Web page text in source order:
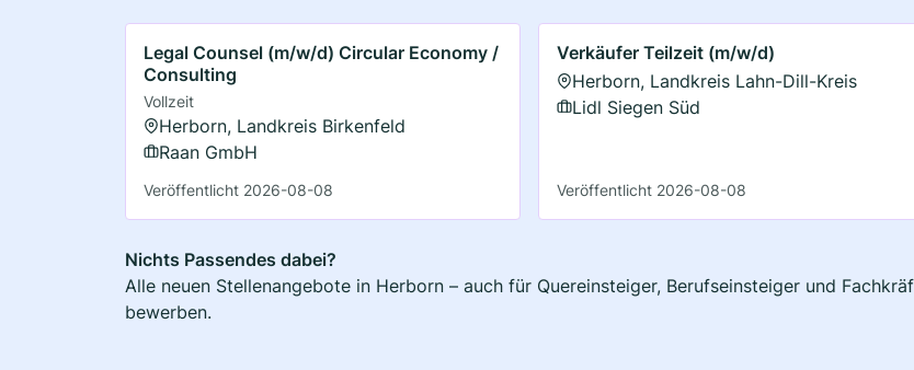
Legal Counsel (m/w/d) Circular Economy /
Consulting
Vollzeit
Herborn, Landkreis Birkenfeld
Raan GmbH
Veröffentlicht 2026-08-08
Verkäufer Teilzeit (m/w/d)
Herborn, Landkreis Lahn-Dill-Kreis
Lidl Siegen Süd
Veröffentlicht 2026-08-08
Nichts Passendes dabei?
Alle neuen Stellenangebote in Herborn – auch für Quereinsteiger, Berufseinsteiger und
bewerben.